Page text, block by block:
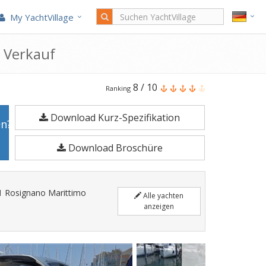
My YachtVillage
Cranchi
M44
Ht
ist
11,99
Meter
Motoryacht
Jahr
gefertigt.
Ranking 8 / 10
Download Kurz-Spezifikation
Download Broschüre
Rosignano Marittimo
Alle yachten
anzeigen